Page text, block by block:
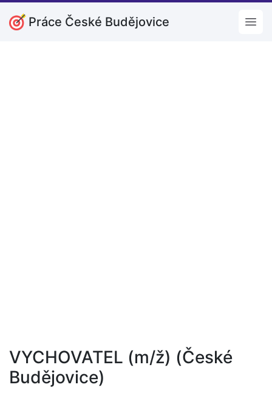
Práce České Budějovice
VYCHOVATEL (m/ž) (České
Budějovice)